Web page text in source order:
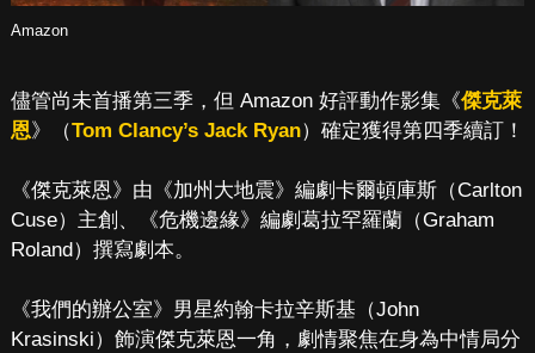
Amazon
儘管尚未首播第三季，但 Amazon 好評動作影集《傑克萊
恩》（Tom Clancy’s Jack Ryan）確定獲得第四季續訂！
《傑克萊恩》由《加州大地震》編劇卡爾頓庫斯（Carlton
Cuse）主創、《危機邊緣》編劇葛拉罕羅蘭（Graham
Roland）撰寫劇本。
《我們的辦公室》男星約翰卡拉辛斯基（John
Krasinski）飾演傑克萊恩一角，劇情聚焦在身為中情局分